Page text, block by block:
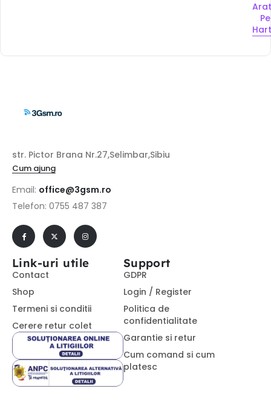
Pe
str. Pictor Brana Nr.27,Selimbar,Sibiu
Cum ajung
Email: office@3gsm.ro
Telefon: 0755 487 387
Link-uri utile
Contact
Shop
Termeni si conditii
Cerere retur colet
Support
GDPR
Login / Register
Politica de
confidentialitate
Garantie si retur
Cum comand si cum
platesc